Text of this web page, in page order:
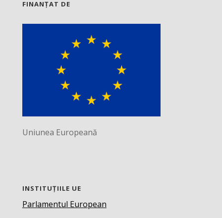
FINANȚAT DE
Uniunea Europeană
INSTITUȚIILE UE
Parlamentul European